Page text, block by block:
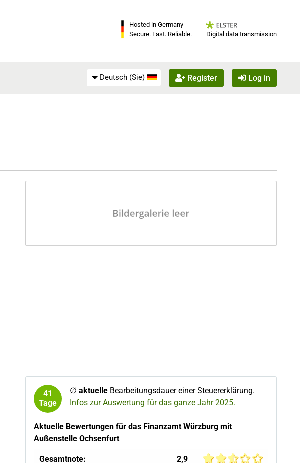
Hosted in Germany
Secure. Fast. Reliable.
Digital data transmission
Deutsch (Sie) Register Log in
41
Tage
∅ aktuelleBearbeitungsdauer einer Steuererklärung.
Infos zur Auswertung für das ganze Jahr 2025.
Aktuelle Bewertungen für das Finanzamt Würzburg mit
Außenstelle Ochsenfurt
Gesamtnote: 2,9